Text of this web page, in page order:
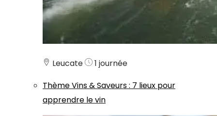
Leucate
1 journée
ThèmeVins & Saveurs: 7 lieux pour
apprendre le vin